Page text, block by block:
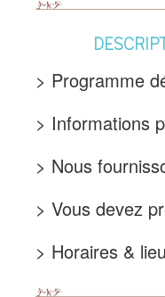
> Programme
> Informations
> Nous
> Vous devez
> Horaires &